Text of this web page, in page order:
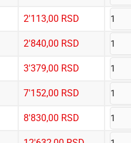
2'113,00 RSD
2'840,00 RSD
3'379,00 RSD
7'152,00 RSD
8'830,00 RSD